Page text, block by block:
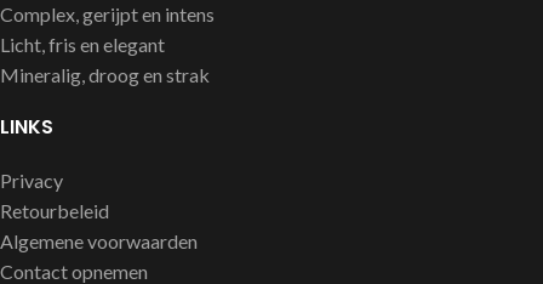
Complex, gerijpt en intens
Licht, fris en elegant
Mineralig, droog en strak
LINKS
Privacy
Retourbeleid
Algemene voorwaarden
Contact opnemen